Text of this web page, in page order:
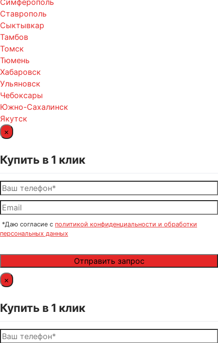
Симферополь
Ставрополь
Сыктывкар
Тамбов
Томск
Тюмень
Хабаровск
Ульяновск
Чебоксары
Южно-Сахалинск
Якутск
×
Купить в 1 клик
*Даю согласие с политикой конфиденциальности и обработки
персональных данных
×
Купить в 1 клик